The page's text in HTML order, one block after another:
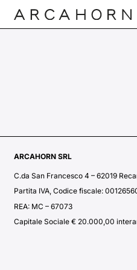
ARCAHORN SRL
C.da San Francesco 4 – 62019
Partita IVA, Codice fiscale:
REA: MC – 67073
Capitale Sociale € 20.000,00